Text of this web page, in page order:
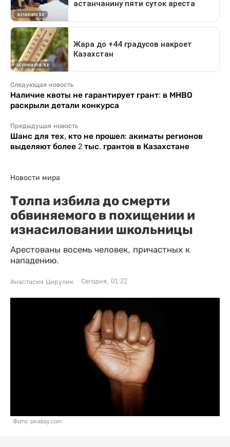
Следующая новость
Наличие квоты не гарантирует грант: в МНВО
раскрыли детали конкурса
Предыдущая новость
Шанс для тех, кто не прошел: акиматы регионов
выделяют более 2 тыс. грантов в Казахстане
Новости мира
Толпа избила до смерти
обвиняемого в похищении и
изнасиловании школьницы
Арестованы восемь человек, причастных к
нападению.
Анастасия Цирулик Сегодня, 01:22
Фото: pixabay.com